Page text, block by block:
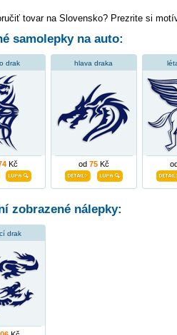
tovar na Slovensko? Prezrite si
samolepky na auto:
drak
Kč
hlava draka
od 75Kč od
zobrazené nálepky:
drak